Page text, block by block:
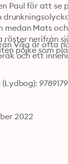
Paul för att se
medan Mats
röster nerifrån
pojke som
Vilja är ofta
och ett
2022